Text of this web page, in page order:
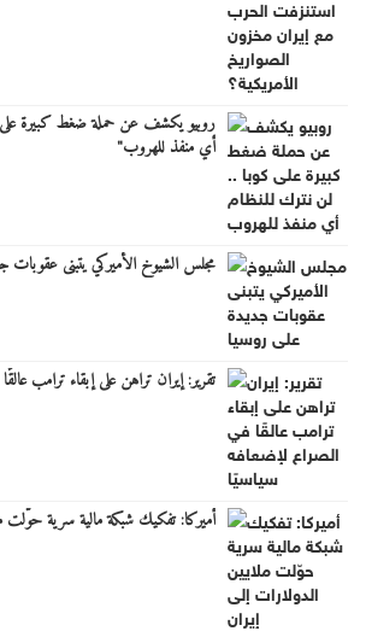
روبيو يكشف عن حملة ضغط كبيرة
أي منفذ للهروب"
مجلس الشيوخ الأميركي يتبنى عقوبات
تقرير: إيران تراهن على إبقاء ترامب
أميركا: تفكيك شبكة مالية سرية حوّلت